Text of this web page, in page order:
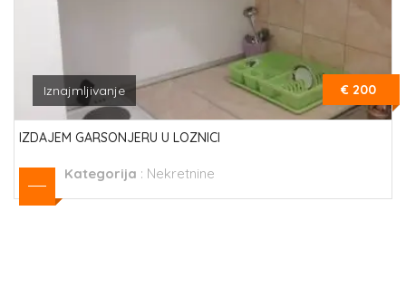
Iznajmljivanje € 200
IZDAJEM GARSONJERU U LOZNICI
Kategorija : Nekretnine